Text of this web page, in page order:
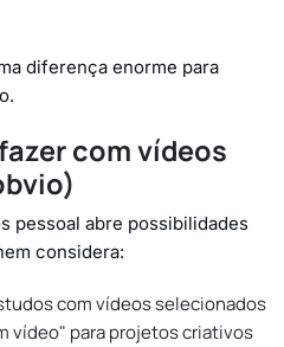
diferença enorme para
com vídeos
pessoal abre possibilidades
considera:
com vídeos selecionados
vídeo" para projetos criativos